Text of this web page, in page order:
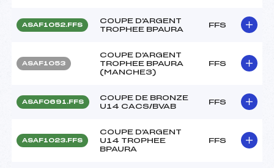
ASAF1052.FFS
COUPE D'ARGENT
TROPHEE BPAURA
FFS
ASAF1053
COUPE D'ARGENT
TROPHEE BPAURA
(MANCHE3)
FFS
ASAF0691.FFS
COUPE DE BRONZE
U14 CACS/BVAB
FFS
ASAF1023.FFS
COUPE D'ARGENT
U14 TROPHEE
BPAURA
FFS